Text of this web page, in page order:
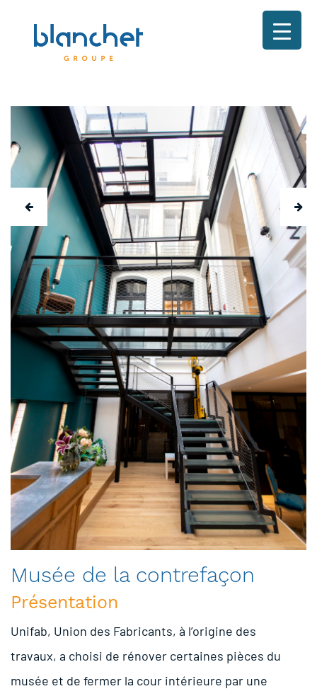
Musée de la contrefaçon
Présentation
Unifab, Union des Fabricants, à l’origine des
travaux, a choisi de rénover certaines pièces du
musée et de fermer la cour intérieure par une